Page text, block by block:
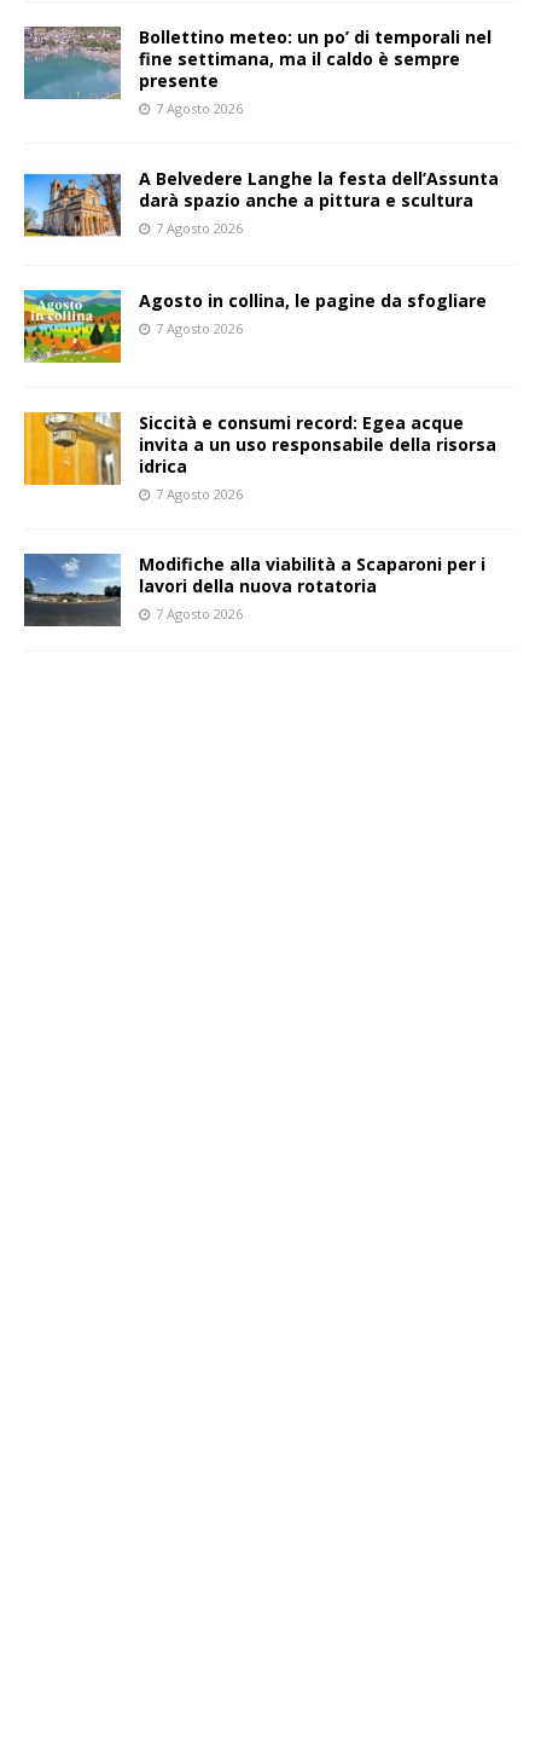
Bollettino meteo: un po’ di temporali nel
fine settimana, ma il caldo è sempre
presente
7 Agosto 2026
A Belvedere Langhe la festa dell’Assunta
darà spazio anche a pittura e scultura
7 Agosto 2026
Agosto in collina, le pagine da sfogliare
7 Agosto 2026
Siccità e consumi record: Egea acque
invita a un uso responsabile della risorsa
idrica
7 Agosto 2026
Modifiche alla viabilità a Scaparoni per i
lavori della nuova rotatoria
7 Agosto 2026